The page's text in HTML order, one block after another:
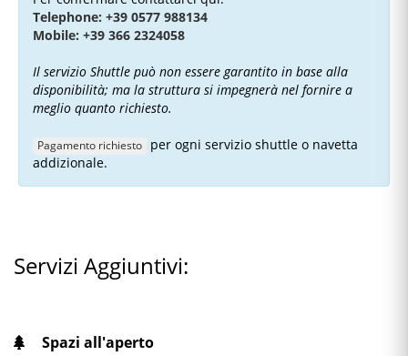
Telephone: +39 0577 988134
Mobile: +39 366 2324058
Il servizio Shuttle può non essere garantito in base alla
disponibilità; ma la struttura si impegnerà nel fornire a
meglio quanto richiesto.
Pagamento richiesto per ogni servizio shuttle o navetta
addizionale.
Servizi Aggiuntivi:
Spazi all'aperto